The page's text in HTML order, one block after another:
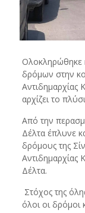
Ολοκληρώθηκε
δρόμων στην
αρχίζει το
Από την
Δέλτα έπλυνε
δρόμους της
Αντιδημαρχίας
Δέλτα.
Στόχος της
όλοι οι δρόμοι